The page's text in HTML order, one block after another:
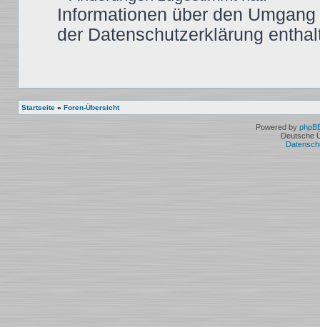
Informationen über den
der Datenschutzerklärung
Startseite » Foren-Übersicht
Powered by
Deutsche